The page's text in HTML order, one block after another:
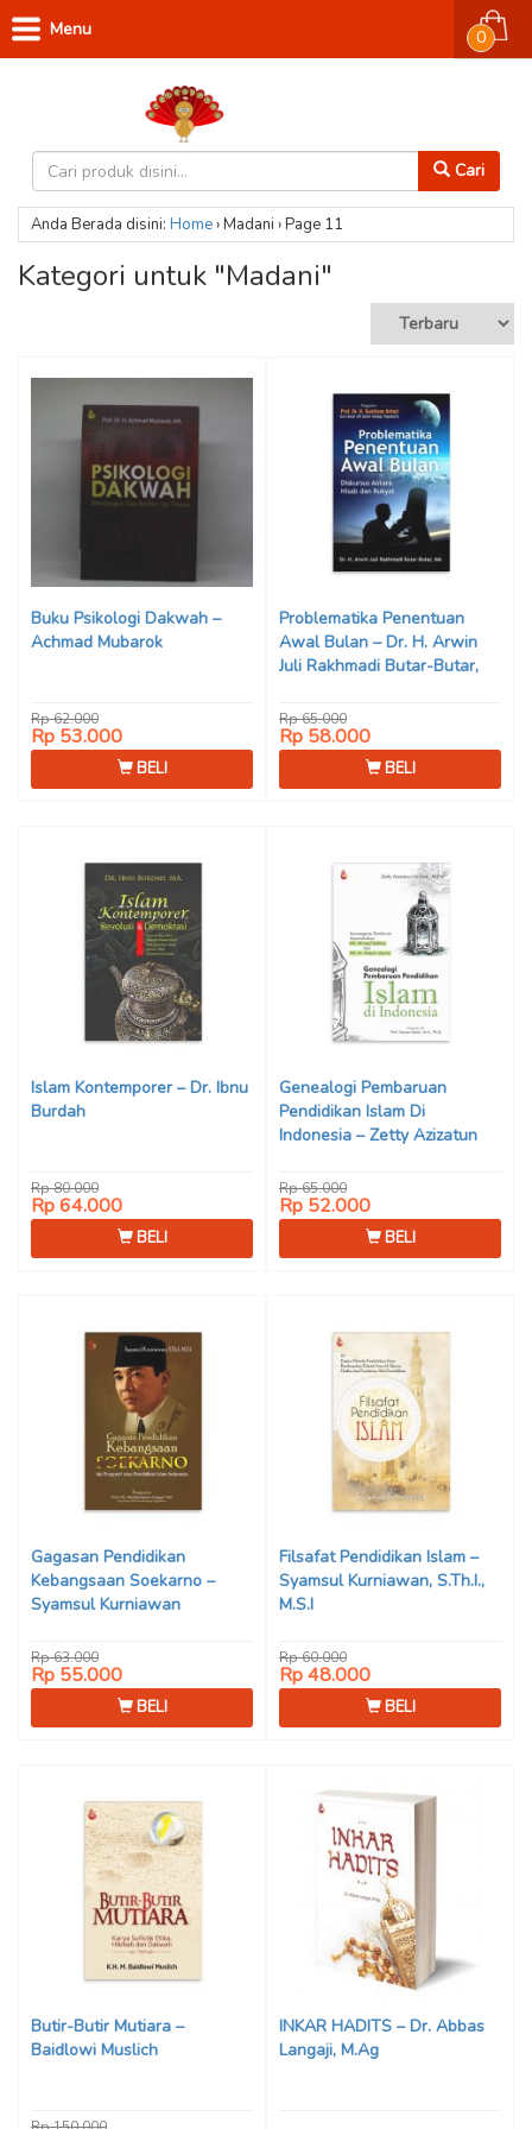
Cari
0
Menu
Anda Berada disini: Home›Madani ›Page 11
Kategori untuk "Madani"
Buku Psikologi Dakwah –
Achmad Mubarok
Rp 62.000
Rp 53.000
BELI
Problematika Penentuan
Awal Bulan – Dr. H. Arwin
Juli Rakhmadi Butar-Butar,
Rp 65.000
Rp 58.000
BELI
Islam Kontemporer – Dr. Ibnu
Burdah
Rp 80.000
Rp 64.000
BELI
Genealogi Pembaruan
Pendidikan Islam Di
Indonesia – Zetty Azizatun
Rp 65.000
Rp 52.000
BELI
Gagasan Pendidikan
Kebangsaan Soekarno –
Syamsul Kurniawan
Rp 63.000
Rp 55.000
BELI
Filsafat Pendidikan Islam –
Syamsul Kurniawan, S.Th.I.,
M.S.I
Rp 60.000
Rp 48.000
BELI
Butir-Butir Mutiara –
Baidlowi Muslich
INKAR HADITS – Dr. Abbas
Langaji, M.Ag